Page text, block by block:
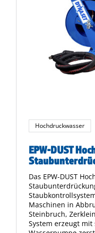
Hochdruckwasser
EPW-DUST
Das EPW-DUST
Maschinen in
Steinbruch,
System erzeugt